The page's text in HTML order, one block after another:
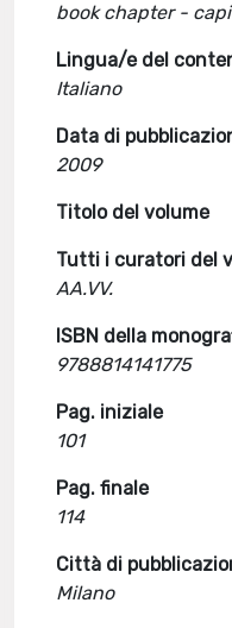
book chapter -
Lingua/e del
Italiano
Data di
2009
Titolo del volume
Tutti i curatori del
AA.VV.
ISBN della
9788814141775
Pag. iniziale
101
Pag. finale
114
Città di
Milano